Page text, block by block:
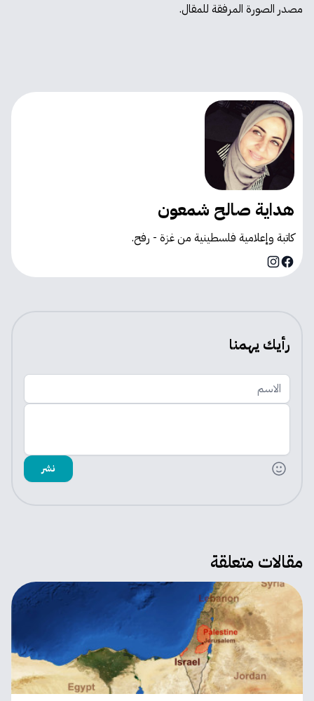
مصدر الصورة المرفقة للمقال.
هداية صالح شمعون
كاتبة وإعلامية فلسطينية من غزة - رفح.
Facebook
Instagram
رأيك يهمنا
الاسم
اضف تعليقك
نشر
مقالات متعلقة